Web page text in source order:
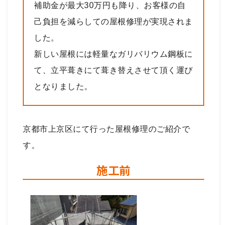
補助金が最大30万円も降り、お客様の自
己負担を減らしての屋根修理が実現されま
した。
新しい屋根には軽量なガリバリウム鋼板に
て、立平葺きにて葺き替えさせて頂く運び
となりました。
京都市上京区にて行った屋根修理のご紹介で
す。
施工前